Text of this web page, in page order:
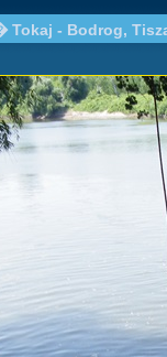
Tokaj - Bodrog,